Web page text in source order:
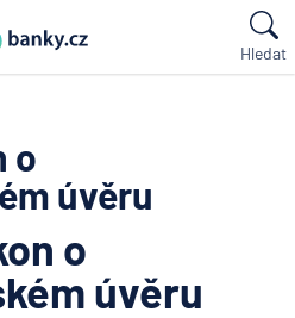
Hledat
o
úvěru
o
úvěru